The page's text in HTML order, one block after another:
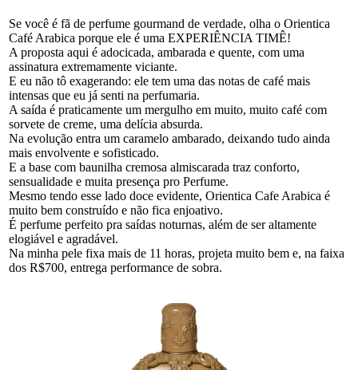
Se você é fã de perfume gourmand de verdade, olha o Orientica
Café Arabica porque ele é uma EXPERIÊNCIA TIMÊ!
A proposta aqui é adocicada, ambarada e quente, com uma
assinatura extremamente viciante.
E eu não tô exagerando: ele tem uma das notas de café mais
intensas que eu já senti na perfumaria.
A saída é praticamente um mergulho em muito, muito café com
sorvete de creme, uma delícia absurda.
Na evolução entra um caramelo ambarado, deixando tudo ainda
mais envolvente e sofisticado.
E a base com baunilha cremosa almiscarada traz conforto,
sensualidade e muita presença pro Perfume.
Mesmo tendo esse lado doce evidente, Orientica Cafe Arabica é
muito bem construído e não fica enjoativo.
É perfume perfeito pra saídas noturnas, além de ser altamente
elogiável e agradável.
Na minha pele fixa mais de 11 horas, projeta muito bem e, na faixa
dos R$700, entrega performance de sobra.